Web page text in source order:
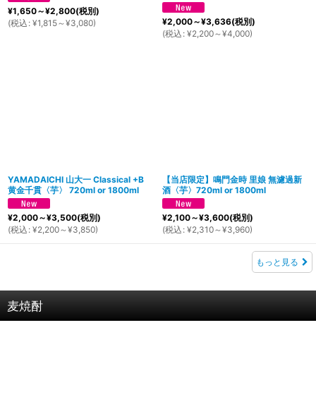
¥1,650～¥2,800(税別)
(税込 : ¥1,815～¥3,080) ¥2,000～¥3,636(税別)
(税込 : ¥2,200～¥4,000)
YAMADAICHI 山大一 Classical +B
黄金千貫〈芋〉 720ml or 1800ml
¥2,000～¥3,500(税別)
(税込 : ¥2,200～¥3,850)
【当店限定】鳴門金時 里娘 無濾過新
酒〈芋〉720ml or 1800ml
¥2,100～¥3,600(税別)
(税込 : ¥2,310～¥3,960)
もっと見る
麦焼酎